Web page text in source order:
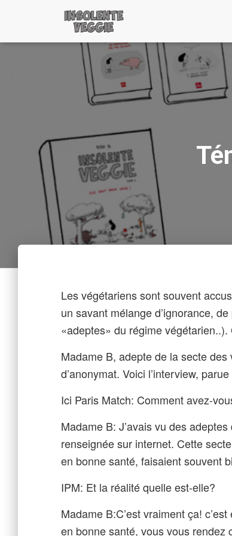
Les végétariens sont souvent
un savant mélange d’ignorance,
«adeptes» du régime
Madame B, adepte de la secte
d’anonymat. Voici l’interview,
Ici Paris Match: Comment avez-
Madame B: J’avais vu des
renseignée sur internet. Cette
en bonne santé, faisaient souvent
IPM: Et la réalité quelle est-elle?
Madame B:C’est vraiment ça!
en bonne santé, vous vous rendez